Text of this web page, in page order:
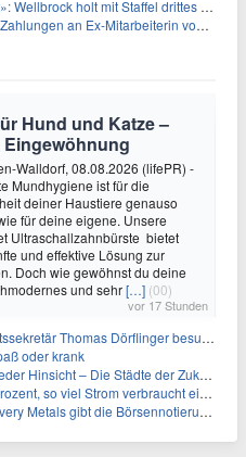
holt mit Staffel drittes EM-Gold
an Ex-Mitarbeiterin von Infantino
Hund und Katze –
Walldorf, 08.08.2026 (lifePR) -
Mundhygiene ist für die
deiner Haustiere genauso
für deine eigene. Unsere
Ultraschallzahnbürste bietet
und effektive Lösung zur
Doch wie gewöhnst du deine
und sehr[…] (00)
vor 17 Stunden
Dörflinger besucht Handwerksbetrieb im Kammerbezirk Freiburg
oder krank
– Die Städte der Zukunft sind grün-blau
viel Strom verbraucht ein Aufzug im Gebäude
die Börsennotierung an der Frankfurter Wertpapierbörse bekannt